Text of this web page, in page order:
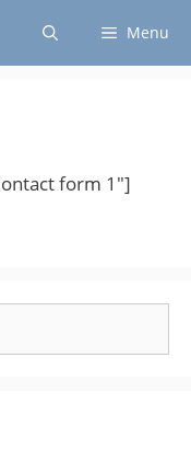
Menu
form 1″]